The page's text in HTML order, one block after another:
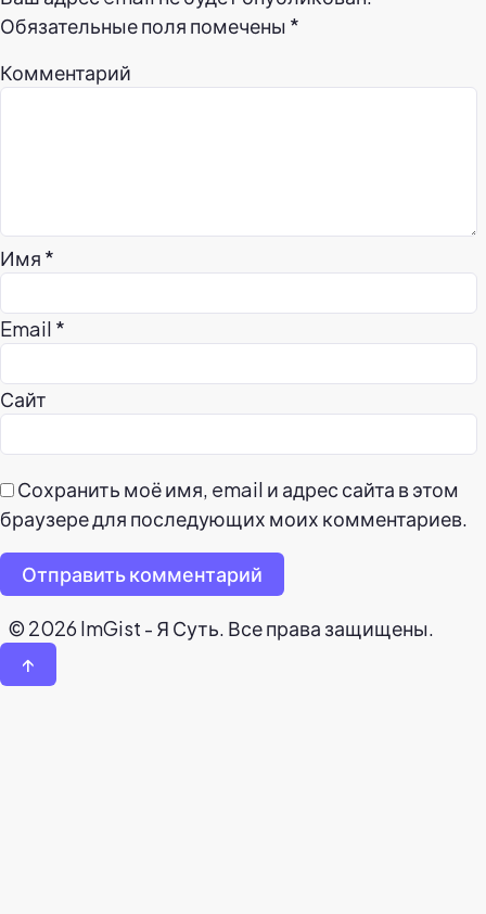
Обязательные поля помечены *
Комментарий
Имя *
Email *
Сайт
Сохранить моё имя, email и адрес сайта в этом
браузере для последующих моих комментариев.
Отправить комментарий
© 2026 ImGist - Я Суть. Все права защищены.
↑